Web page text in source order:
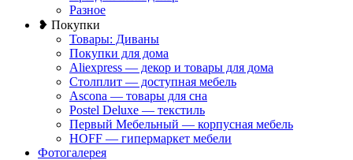
Разное
❥ Покупки
Товары: Диваны
Покупки для дома
Aliexpress — декор и товары для дома
Столплит — доступная мебель
Ascona — товары для сна
Postel Deluxe — текстиль
Первый Мебельный — корпусная мебель
HOFF — гипермаркет мебели
Фотогалерея